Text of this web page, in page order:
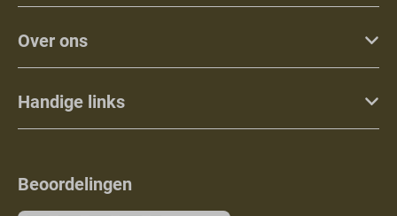
Over ons
Handige links
Beoordelingen